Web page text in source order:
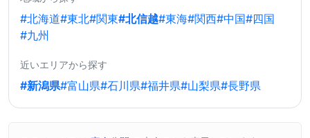
#北海道#東北#関東#北信越#東海#関西#中国#四国
#九州
近いエリアから探す
#新潟県#富山県#石川県#福井県#山梨県#長野県